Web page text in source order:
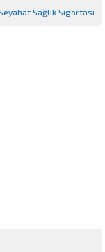
Sağlık Sigortası